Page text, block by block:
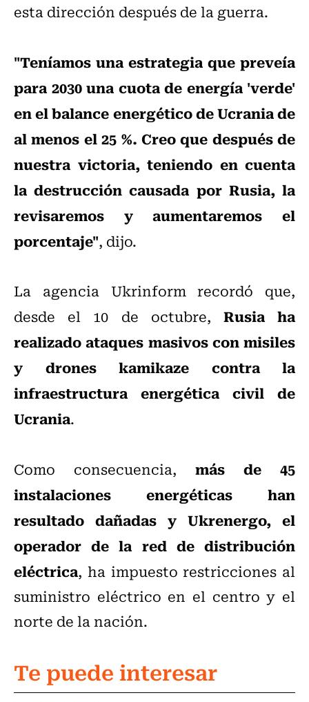
esta dirección después de la guerra.
"Teníamos una estrategia que preveía
para 2030 una cuota de energía 'verde'
en el balance energético de Ucrania de
al menos el 25 %. Creo que después de
nuestra victoria, teniendo en cuenta
la destrucción causada por Rusia, la
revisaremos y aumentaremos el
porcentaje", dijo.
La agencia Ukrinform recordó que,
desde el 10 de octubre, Rusia ha
realizado ataques masivos con misiles
y drones kamikaze contra la
infraestructura energética civil de
Ucrania.
Como consecuencia, más de 45
instalaciones energéticas han
resultado dañadas y Ukrenergo, el
operador de la red de distribución
eléctrica, ha impuesto restricciones al
suministro eléctrico en el centro y el
norte de la nación.
Te puede interesar